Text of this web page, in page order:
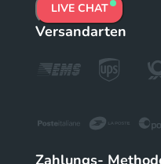
LIVE CHAT
Versandarten
Zahlungs-